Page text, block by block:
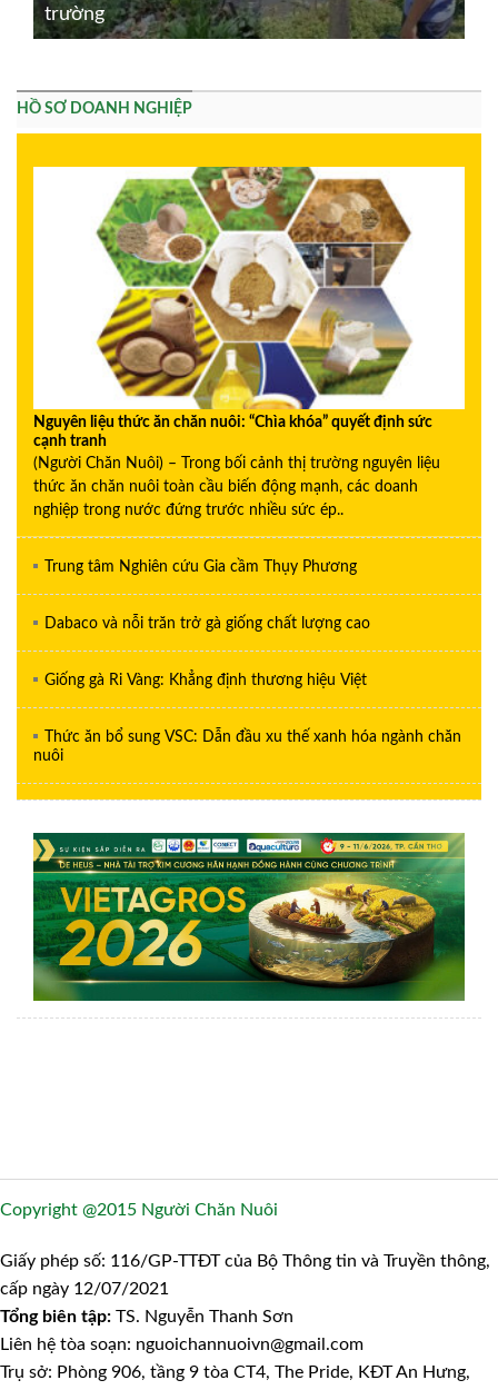
trường
HỒ SƠ DOANH NGHIỆP
Nguyên liệu thức ăn chăn nuôi: “Chìa khóa” quyết định sức
cạnh tranh
(Người Chăn Nuôi) – Trong bối cảnh thị trường nguyên liệu
thức ăn chăn nuôi toàn cầu biến động mạnh, các doanh
nghiệp trong nước đứng trước nhiều sức ép..
Trung tâm Nghiên cứu Gia cầm Thụy Phương
Dabaco và nỗi trăn trở gà giống chất lượng cao
Giống gà Ri Vàng: Khẳng định thương hiệu Việt
Thức ăn bổ sung VSC: Dẫn đầu xu thế xanh hóa ngành chăn
nuôi
Copyright @2015 Người Chăn Nuôi
Giấy phép số: 116/GP-TTĐT của Bộ Thông tin và Truyền thông,
cấp ngày 12/07/2021
Tổng biên tập: TS. Nguyễn Thanh Sơn
Liên hệ tòa soạn: nguoichannuoivn@gmail.com
Trụ sở: Phòng 906, tầng 9 tòa CT4, The Pride, KĐT An Hưng,